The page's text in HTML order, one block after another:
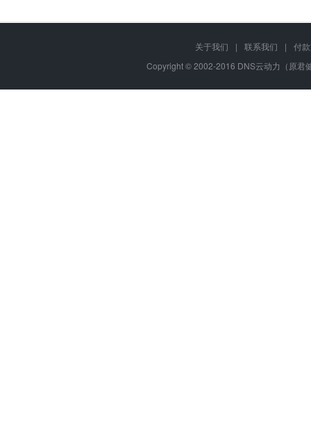
关于我们 | 联系我们 |
付
Copyright © 2002-2016 DNS云动力（原